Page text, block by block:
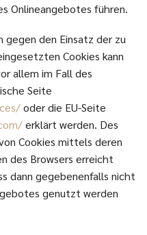
Onlineangebotes führen.
gegen den Einsatz der zu
Cookies kann
allem im Fall des
Seite
oder die EU-Seite
erklärt werden. Des
Cookies mittels deren
des Browsers erreicht
dann gegebenenfalls nicht
genutzt werden